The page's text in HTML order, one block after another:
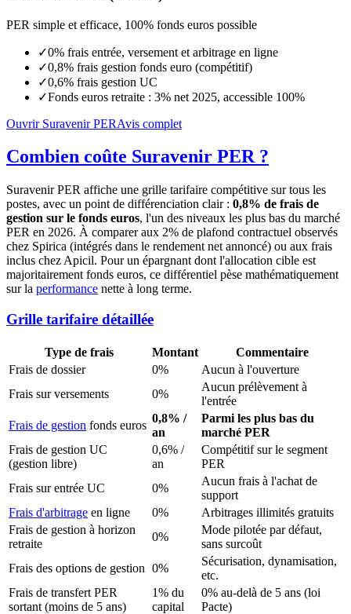
PER simple et efficace, 100% fonds euros possible
✓0% frais entrée, versement et arbitrage en ligne
✓0,8% frais gestion fonds euro (compétitif)
✓0,6% frais gestion UC
✓Fonds euros retraite : 3% net 2025, accessible 100%
Ouvrir Suravenir PERAvis complet
Combien coûte Suravenir PER ?
Suravenir PER affiche une grille tarifaire compétitive sur tous les
postes, avec un point de différenciation clair : 0,8% de frais de
gestion sur le fonds euros, l'un des niveaux les plus bas du marché
PER en 2026. À comparer aux 2% de plafond contractuel observés
chez Spirica (intégrés dans le rendement net annoncé) ou aux frais
inclus chez Apicil. Pour un épargnant dont l'allocation cible est
majoritairement fonds euros, ce différentiel pèse mathématiquement
sur la performance nette à long terme.
Grille tarifaire détaillée
Type de frais Montant
Commentaire
Frais de dossier
0%
Aucun à l'ouverture
Frais sur versements
0%
Aucun prélèvement à
l'entrée
Frais de gestion fonds euros
0,8% /
an
Parmi les plus bas du
marché PER
Frais de gestion UC
(gestion libre)
0,6% /
an
Compétitif sur le segment
PER
Frais sur entrée UC
0%
Aucun frais à l'achat de
support
Frais d'arbitrage en ligne 0%
Arbitrages illimités gratuits
Frais de gestion à horizon
retraite
0%
Mode pilotée par défaut,
sans surcoût
Frais des options de gestion 0%
Sécurisation, dynamisation,
etc.
Frais de transfert PER
sortant (moins de 5 ans)
1% du
capital
0% au-delà de 5 ans (loi
Pacte)